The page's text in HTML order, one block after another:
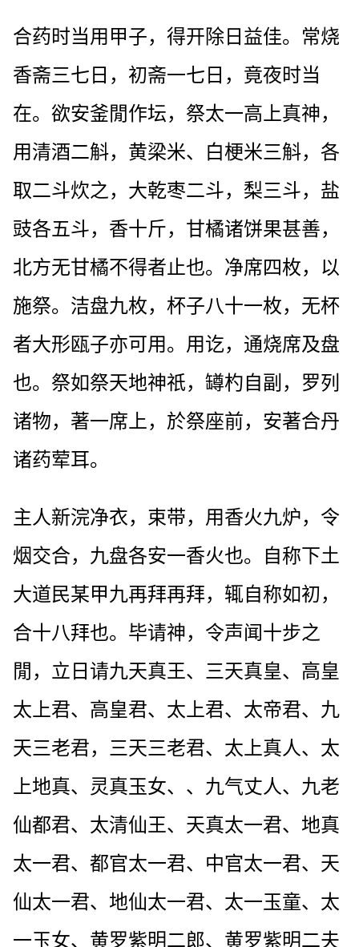
合药时当用甲子，得开除日益佳。常烧
香斋三七日，初斋一七日，竟夜时当
在。欲安釜閒作坛，祭太一高上真神，
用清酒二斛，黄梁米、白梗米三斛，各
取二斗炊之，大乾枣二斗，梨三斗，盐
豉各五斗，香十斤，甘橘诸饼果甚善，
北方无甘橘不得者止也。净席四枚，以
施祭。洁盘九枚，杯子八十一枚，无杯
者大形瓯子亦可用。用讫，通烧席及盘
也。祭如祭天地神祇，罇杓自副，罗列
诸物，著一席上，於祭座前，安著合丹
诸药荤耳。
主人新浣净衣，束带，用香火九炉，令
烟交合，九盘各安一香火也。自称下土
大道民某甲九再拜再拜，辄自称如初，
合十八拜也。毕请神，令声闻十步之
閒，立日请九天真王、三天真皇、高皇
太上君、高皇君、太上君、太帝君、九
天三老君，三天三老君、太上真人、太
上地真、灵真玉女、、九气丈人、九老
仙都君、太清仙王、天真太一君、地真
太一君、都官太一君、中官太一君、天
仙太一君、地仙太一君、太一玉童、太
一玉女、黄罗紫明二郎、黄罗紫明二夫